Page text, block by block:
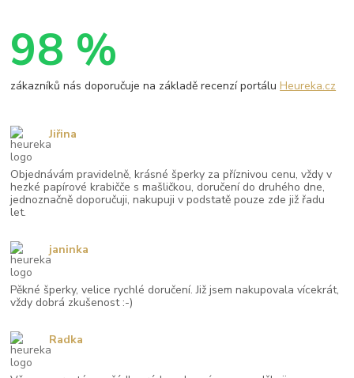
98 %
zákazníků nás doporučuje na základě recenzí portáluHeureka.cz
Objednávám pravidelně, krásné šperky za příznivou cenu, vždy v
hezké papírové krabičče s mašličkou, doručení do druhého dne,
jednoznačně doporučuji, nakupuji v podstatě pouze zde již řadu
let.
Jiřina
Pěkné šperky, velice rychlé doručení. Již jsem nakupovala vícekrát,
vždy dobrá zkušenost :-)
janinka
Radka